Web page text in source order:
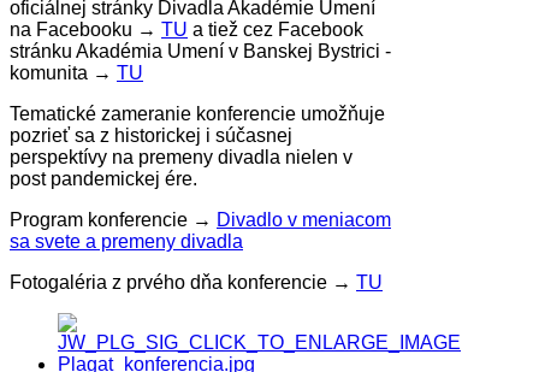
oficiálnej stránky Divadla Akadémie Umení
na Facebooku → TU a tiež cez Facebook
stránku Akadémia Umení v Banskej Bystrici -
komunita → TU
Tematické zameranie konferencie umožňuje
pozrieť sa z historickej i súčasnej
perspektívy na premeny divadla nielen v
post pandemickej ére.
Program konferencie → Divadlo v meniacom
sa svete a premeny divadla
Fotogaléria z prvého dňa konferencie → TU